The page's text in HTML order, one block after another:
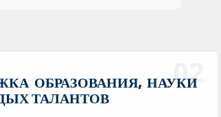
02
ОБРАЗОВАНИЯ, НАУКИ
ТАЛАНТОВ